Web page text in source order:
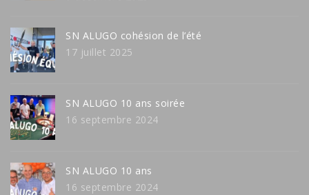
SN ALUGO cohésion de l’été
17 juillet 2025
SN ALUGO 10 ans soirée
16 septembre 2024
SN ALUGO 10 ans
16 septembre 2024